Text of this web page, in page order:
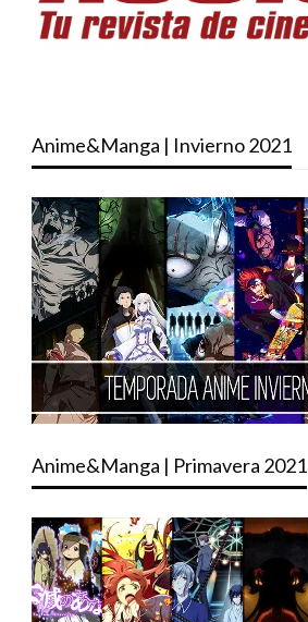
Anime&Manga | Invierno 2021
Anime&Manga | Primavera 2021